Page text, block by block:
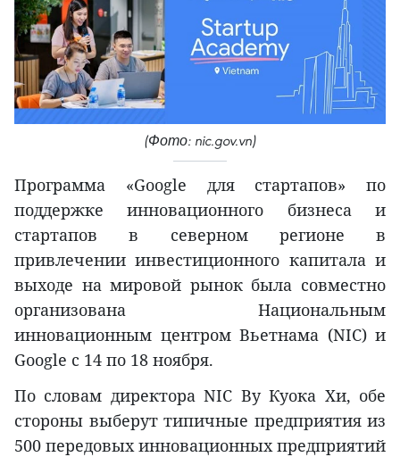
(Фото: nic.gov.vn)
Программа «Google для стартапов» по
поддержке инновационного бизнеса и
стартапов в северном регионе в
привлечении инвестиционного капитала и
выходе на мировой рынок была совместно
организована Национальным
инновационным центром Вьетнама (NIC) и
Google с 14 по 18 ноября.
По словам директора NIC Ву Куока Хи, обе
стороны выберут типичные предприятия из
500 передовых инновационных предприятий